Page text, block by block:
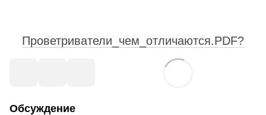
Проветриватели_чем_отличаются.PDF?
Обсуждение